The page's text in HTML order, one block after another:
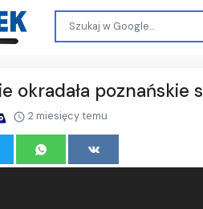
okradała
2 miesięcy temu